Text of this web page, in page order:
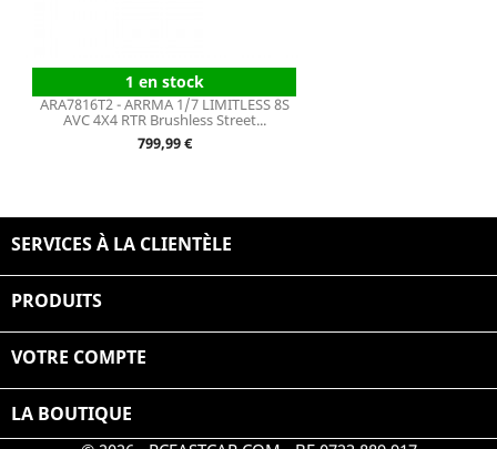
1 en stock
ARA7816T2 - ARRMA 1/7 LIMITLESS 8S
AVC 4X4 RTR Brushless Street...
Prix
799,99 €
SERVICES À LA CLIENTÈLE
PRODUITS
VOTRE COMPTE
LA BOUTIQUE